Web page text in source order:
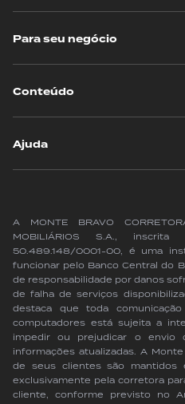
Para seu negócio
Conteúdo
Ajuda
A MONTE BRAVO
MOBILIÁRIOS S.A.,
50.489.148/0001-00, é uma
funcionar pelo Banco Central do
de responsabilidade por danos
de falha de serviços
destaca que toda
computadores está sujeita a
impedir ou prejudicar o envio
informações atualizadas. A
de seus clientes são mantidos
exclusivamente pela corretora
cliente, conforme previsto no